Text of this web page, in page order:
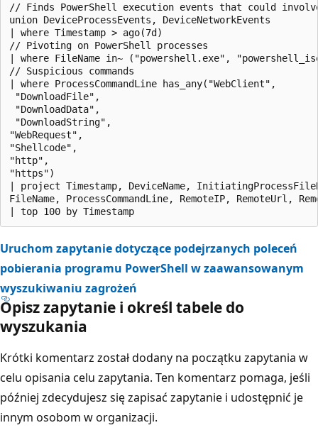
// Finds PowerShell execution events that could
union DeviceProcessEvents, DeviceNetworkEvents
| where Timestamp > ago(7d)
// Pivoting on PowerShell processes
| where FileName in~ ("powershell.exe",
// Suspicious commands
| where ProcessCommandLine has_any("WebClient",
"DownloadFile",
"DownloadData",
"DownloadString",
"WebRequest",
"Shellcode",
"http",
"https")
| project Timestamp, DeviceName,
FileName, ProcessCommandLine, RemoteIP, RemoteUrl,
Uruchom zapytanie dotyczące podejrzanych poleceń
pobierania programu PowerShell w zaawansowanym
wyszukiwaniu zagrożeń
Opisz zapytanie i określ tabele do
wyszukania
Krótki komentarz został dodany na początku zapytania w
celu opisania celu zapytania. Ten komentarz pomaga, jeśli
później zdecydujesz się zapisać zapytanie i udostępnić je
innym osobom w organizacji.